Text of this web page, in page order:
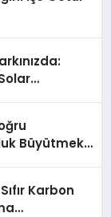
Büyütmek
Karbon